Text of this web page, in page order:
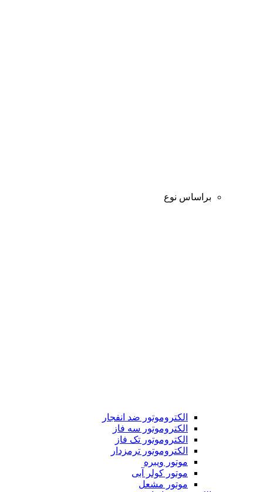
براساس نوع
الکتروموتور ضد انفجار
الکتروموتور سه فاز
الکتروموتور تک فاز
الکتروموتور ترمزدار
موتور ویبره
موتور کولر آبی
موتور مشعل